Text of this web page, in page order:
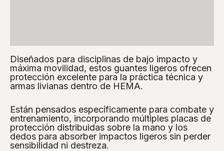
Diseñados para disciplinas de bajo impacto y
máxima movilidad, estos guantes ligeros ofrecen
protección excelente para la práctica técnica y
armas livianas dentro de HEMA.
Están pensados específicamente para combate y
entrenamiento, incorporando múltiples placas de
protección distribuidas sobre la mano y los
dedos para absorber impactos ligeros sin perder
sensibilidad ni destreza.